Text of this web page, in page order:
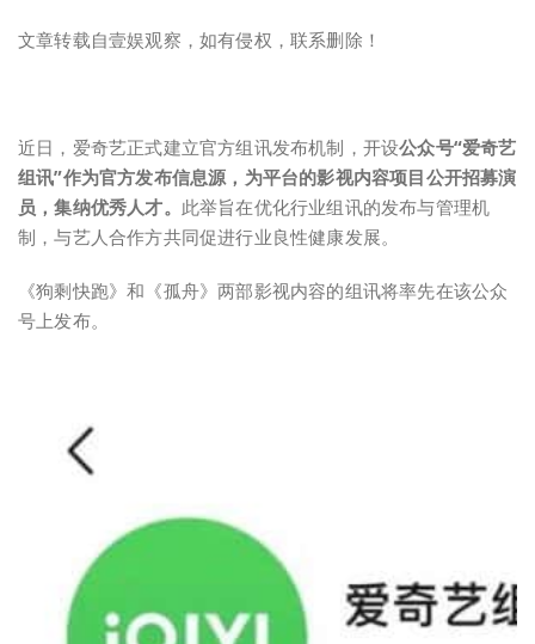
文章转载自壹娱观察，如有侵权，联系删除！
近日，爱奇艺正式建立官方组讯发布机制，开设公众号“爱奇艺
组讯”作为官方发布信息源，为平台的影视内容项目公开招募演
员，集纳优秀人才。 此举旨在优化行业组讯的发布与管理机
制，与艺人合作方共同促进行业良性健康发展。
《狗剩快跑》和《孤舟》两部影视内容的组讯将率先在该公众
号上发布。